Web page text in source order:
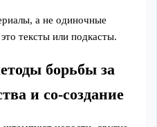
а не одиночные
тексты или подкасты.
борьбы за
и со‑создание